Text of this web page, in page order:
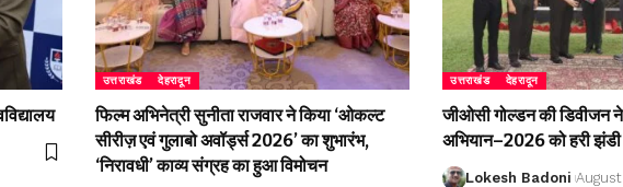
उत्तराखंड देहरादून
फिल्म अभिनेत्री सुनीता राजवार ने किया ‘ओकल्ट
सीरीज़ एवं गुलाबो अवॉर्ड्स 2026’ का शुभारंभ,
‘निरावधी’ काव्य संग्रह का हुआ विमोचन
उत्तराखंड देहरादून
जीओसी गोल्डन की डिवीजन
अभियान–2026 को हरी झंडी
Lokesh Badoni